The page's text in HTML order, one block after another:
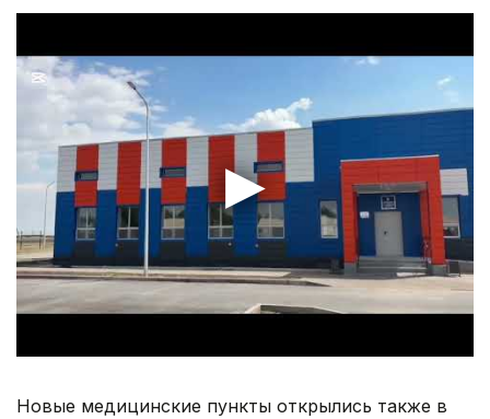
Новые медицинские пункты открылись также в